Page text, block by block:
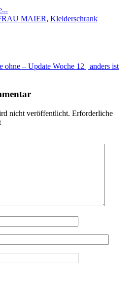
MAIER, Kleiderschrank
ohne – Update Woche 12 | anders ist
nicht veröffentlicht. Erforderliche